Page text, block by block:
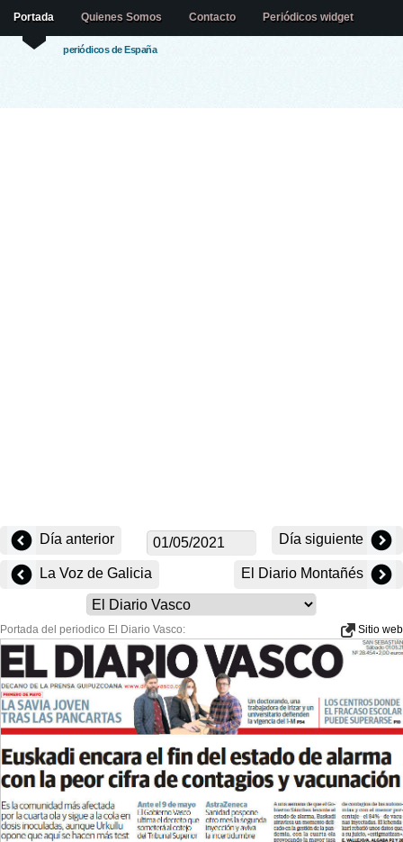
periódicos de España
Portada Quienes Somos Contacto Periódicos widget
Día anterior Día siguiente
La Voz de Galicia El Diario Montañés
Portada del periodico El Diario Vasco: Sitio web